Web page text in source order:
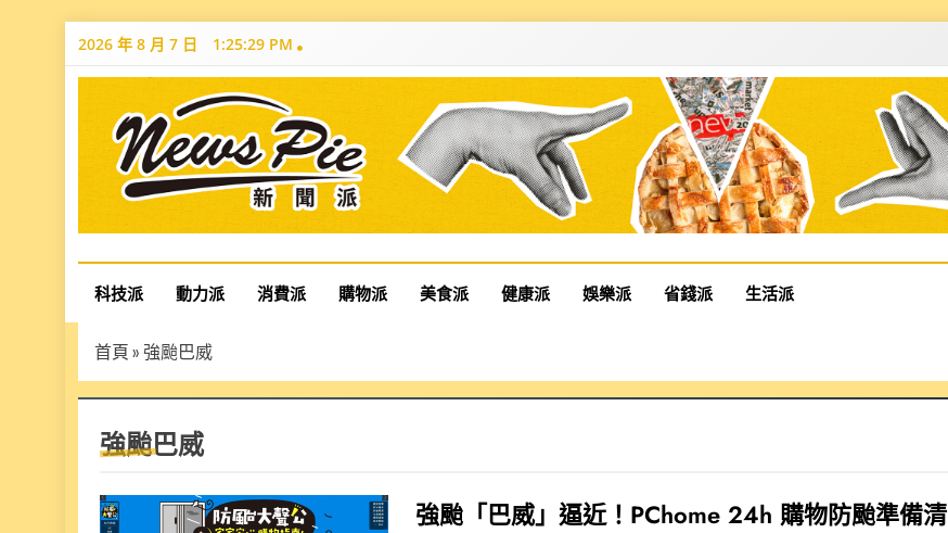
Skip
2026 年 8 月 7 日 1:25:30 PM
News Pie
最有料的新聞
科技派 動力派 消費派 購物派 美食派 健康派 娛樂派 省錢派 生活派
首頁 » 強颱巴威
強颱巴威
強颱「巴威」逼近！PChome 24h 購物防颱準備清